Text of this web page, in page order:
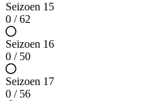
Seizoen 15
0 / 62
Seizoen 16
0 / 50
Seizoen 17
0 / 56